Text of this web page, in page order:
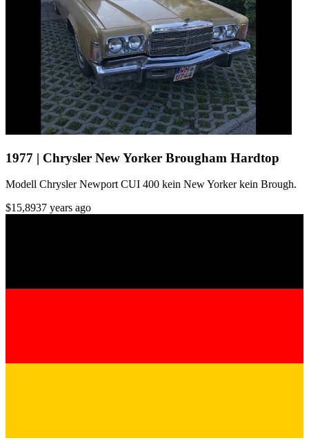
1977 | Chrysler New Yorker Brougham Hardtop
Modell Chrysler Newport CUI 400 kein New Yorker kein Brough.
$15,8937 years ago